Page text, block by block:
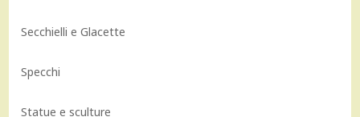
Secchielli e Glacette
Specchi
Statue e sculture